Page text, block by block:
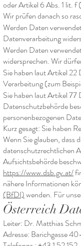
oder Artikel 6 Abs. 1 lit. f
Wir prüfen danach so
Werden Daten
Datenverarbeitung
Werden Daten
widersprechen. Wir
Sie haben laut Artikel
Verarbeitung (zum
Sie haben laut Artikel
Datenschutzbehörde
personenbezogenen
Kurz gesagt: Sie haben
Wenn Sie glauben, dass
datenschutzrechtlichen
Aufsichtsbehörde
https://www.dsb.gv.at/
nähere Informationen
(BfDI)wenden. Für
Österreich
Leiter: Dr. Matthias
Adresse: Barichgasse